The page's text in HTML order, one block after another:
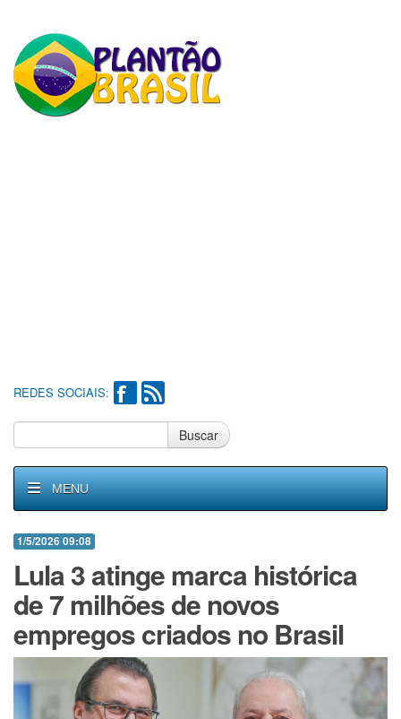
REDES SOCIAIS:
Buscar
MENU
1/5/2026 09:08
Lula 3 atinge marca histórica
de 7 milhões de novos
empregos criados no Brasil